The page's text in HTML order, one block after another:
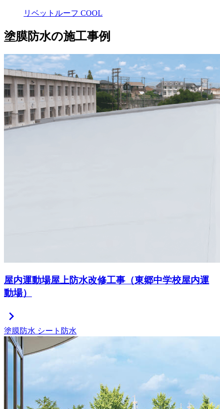
リベットルーフ COOL
塗膜防水の施工事例
屋内運動場屋上防水改修工事（東郷中学校屋内運
動場）
chevron_right
塗膜防水 シート防水